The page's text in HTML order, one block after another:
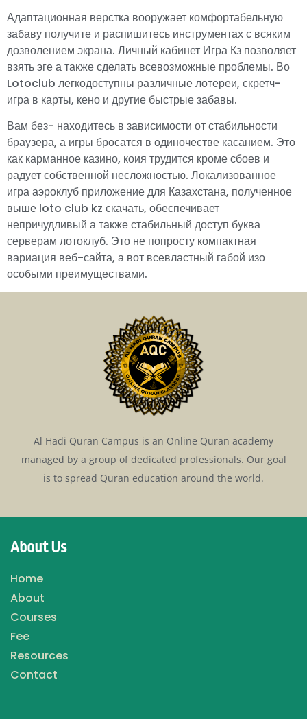
Адаптационная верстка вооружает комфортабельную
забаву получите и распишитесь инструментах с всяким
дозволением экрана. Личный кабинет Игра Кз позволяет
взять эге а также сделать всевозможные проблемы. Во
Lotoclub легкодоступны различные лотереи, скретч-
игра в карты, кено и другие быстрые забавы.
Вам без- находитесь в зависимости от стабильности
браузера, а игры бросатся в одиночестве касанием. Это
как карманное казино, коия трудится кроме сбоев и
радует собственной несложностью. Локализованное
игра аэроклуб приложение для Казахстана, полученное
выше loto club kz скачать, обеспечивает
непричудливый а также стабильный доступ буква
серверам лотоклуб. Это не попросту компактная
вариация веб-сайта, а вот всевластный габой изо
особыми преимуществами.
Al Hadi Quran Campus is an Online Quran academy
managed by a group of dedicated professionals. Our goal
is to spread Quran education around the world.
About Us
Home
About
Courses
Fee
Resources
Contact